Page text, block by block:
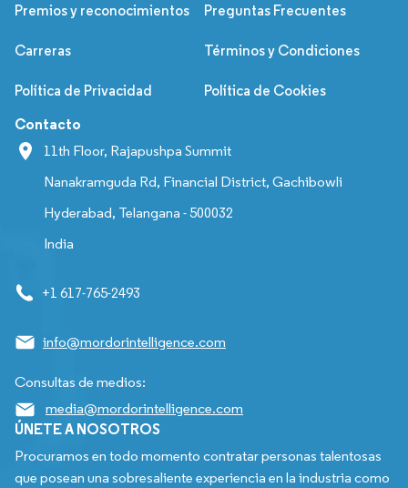
Premios y reconocimientos Preguntas Frecuentes
Carreras Términos y Condiciones
Política de Privacidad Política de Cookies
Contacto
11th Floor, Rajapushpa Summit
Nanakramguda Rd, Financial District, Gachibowli
Hyderabad, Telangana - 500032
India
+1 617-765-2493
info@mordorintelligence.com
Consultas de medios:
media@mordorintelligence.com
ÚNETE A NOSOTROS
Procuramos en todo momento contratar personas talentosas
que posean una sobresaliente experiencia en la industria como